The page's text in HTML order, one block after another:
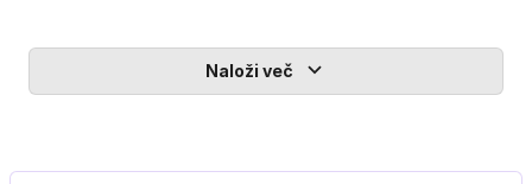
Naloži več